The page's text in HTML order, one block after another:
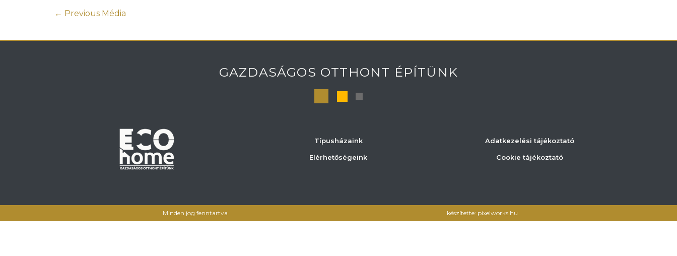
← Previous Média
GAZDASÁGOS OTTHONT ÉPÍTÜNK
Típusházaink
Elérhetőségeink
Adatkezelési tájékoztató
Cookie tájékoztató
Minden jog fenntartva készítette: pixelworks.hu